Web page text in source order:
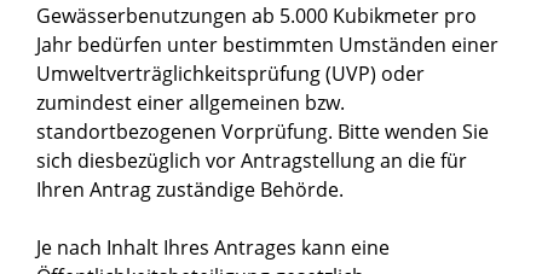
Gewässerbenutzungen ab 5.000 Kubikmeter pro
Jahr bedürfen unter bestimmten Umständen einer
Umweltverträglichkeitsprüfung (UVP) oder
zumindest einer allgemeinen bzw.
standortbezogenen Vorprüfung. Bitte wenden Sie
sich diesbezüglich vor Antragstellung an die für
Ihren Antrag zuständige Behörde.
Je nach Inhalt Ihres Antrages kann eine